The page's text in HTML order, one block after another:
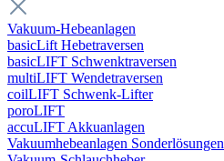
Vakuum-Hebeanlagen
basicLift Hebetraversen
basicLIFT Schwenktraversen
multiLIFT Wendetraversen
coilLIFT Schwenk-Lifter
poroLIFT
accuLIFT Akkuanlagen
Vakuumhebeanlagen Sonderlösungen